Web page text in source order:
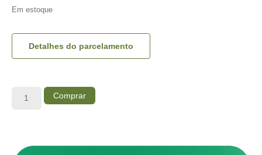
Em estoque
Detalhes do parcelamento
Comprar